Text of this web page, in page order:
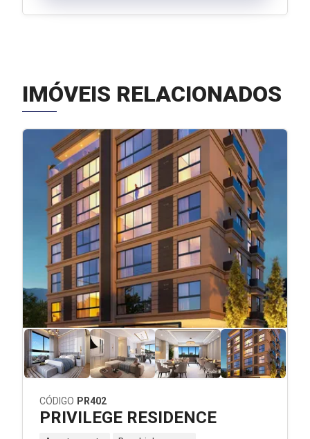
IMÓVEIS RELACIONADOS
CÓDIGO PR402
PRIVILEGE RESIDENCE